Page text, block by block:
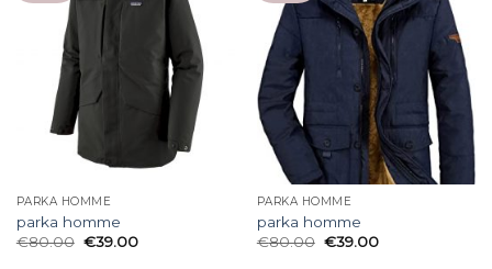
PARKA HOMME
parka homme
€80.00 €39.00
PARKA HOMME
parka homme
€80.00 €39.00